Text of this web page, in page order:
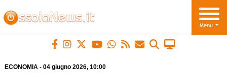
ECONOMIA- 04 giugno 2026, 10:00